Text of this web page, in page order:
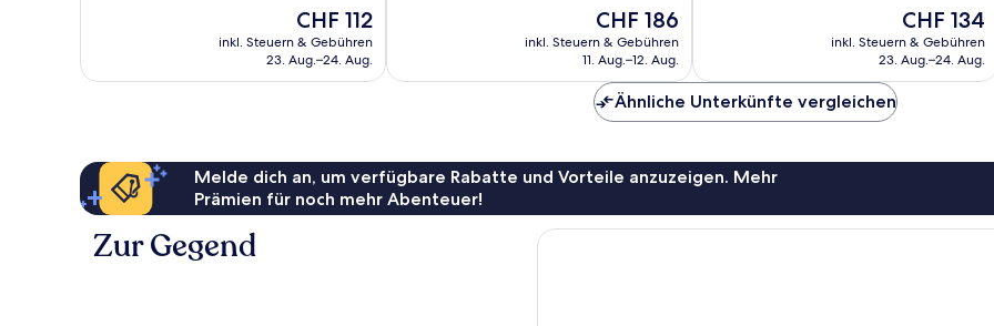
Der
Preis
beträgt
CHF 112
inkl. Steuern & Gebühren
23. Aug.–24. Aug.
Der
Preis
beträgt
CHF 186
inkl. Steuern & Gebühren
11. Aug.–12. Aug.
Der
Preis
beträgt
CHF 134
inkl. Steuern & Gebühren
23. Aug.–24. Aug.
Ähnliche Unterkünfte vergleichen
Melde dich an, um verfügbare Rabatte und Vorteile anzuzeigen. Mehr
Prämien für noch mehr Abenteuer!
Zur Gegend